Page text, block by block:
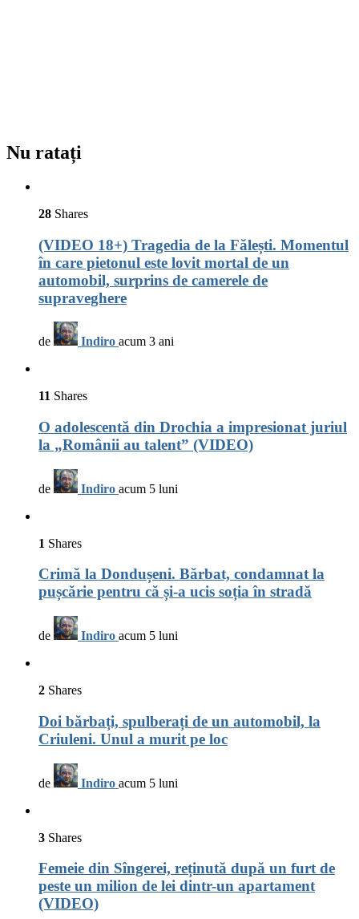
Nu ratați
28 Shares
(VIDEO 18+) Tragedia de la Fălești. Momentul
în care pietonul este lovit mortal de un
automobil, surprins de camerele de
supraveghere
de Indiro acum 3 ani
11 Shares
O adolescentă din Drochia a impresionat juriul
la „Românii au talent” (VIDEO)
de Indiro acum 5 luni
1 Shares
Crimă la Dondușeni. Bărbat, condamnat la
pușcărie pentru că și-a ucis soția în stradă
de Indiro acum 5 luni
2 Shares
Doi bărbați, spulberați de un automobil, la
Criuleni. Unul a murit pe loc
de Indiro acum 5 luni
3 Shares
Femeie din Sîngerei, reținută după un furt de
peste un milion de lei dintr-un apartament
(VIDEO)